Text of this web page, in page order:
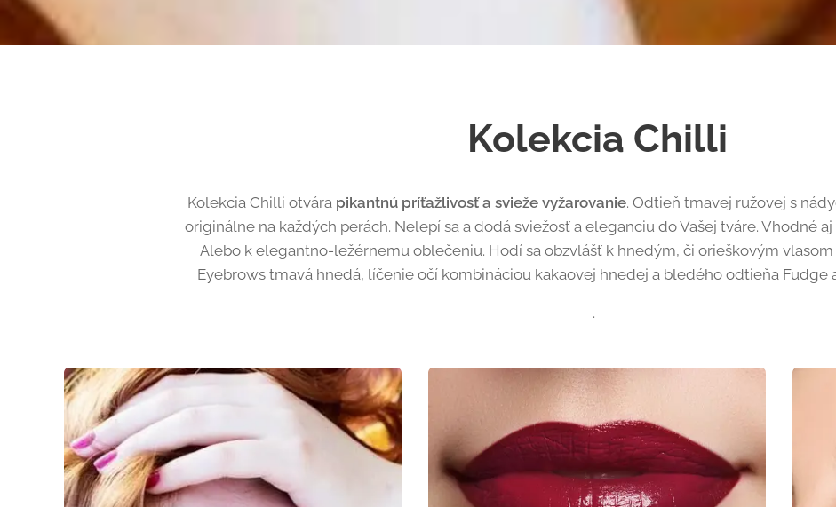
Kolekcia Chilli
Kolekcia Chilli otvára pikantnú príťažlivosť a svieže vyžarovanie. Odtieň tmavej ružovej s
originálne na každých perách. Nelepí sa a dodá sviežosť a eleganciu do Vašej tváre. Vhodné
Alebo k elegantno-ležérnemu oblečeniu. Hodí sa obzvlášť k hnedým, či orieškovým vlasom
Eyebrows tmavá hnedá, líčenie očí kombináciou kakaovej hnedej a bledého odtieňa Fudge
.